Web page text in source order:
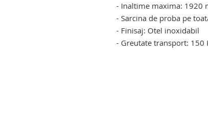
- Inaltime maxima: 1920
- Sarcina de proba pe
- Finisaj: Otel inoxidabil
- Greutate transport: 150